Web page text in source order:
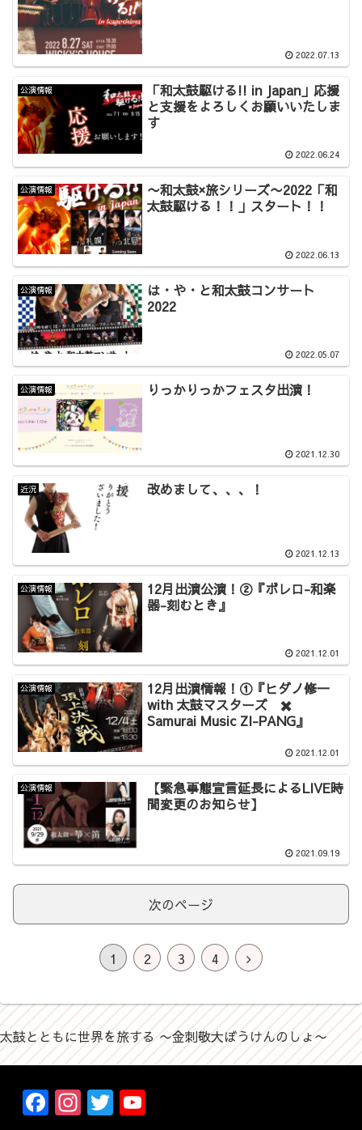
2022.07.13
公演情報
「和太鼓駆ける!! in Japan」応援
と支援をよろしくお願いいたしま
す
2022.06.24
公演情報
〜和太鼓×旅シリーズ〜2022「和
太鼓駆ける！！」スタート！！
2022.06.13
公演情報
は・や・と和太鼓コンサート
2022
2022.05.07
公演情報 りっかりっかフェスタ出演！
2021.12.30
近況 改めまして、、、！
2021.12.13
公演情報
12月出演公演！②『ボレロ-和楽
器-刻むとき』
2021.12.01
公演情報
12月出演情報！①『ヒダノ修一
with 太鼓マスターズ ✖️
Samurai Music ZI-PANG』
2021.12.01
公演情報
【緊急事態宣言延長によるLIVE時
間変更のお知らせ】
2021.09.19
次のページ
1 2 3 4
太鼓とともに世界を旅する 〜金刺敬大ぼうけんのしょ〜
F In T